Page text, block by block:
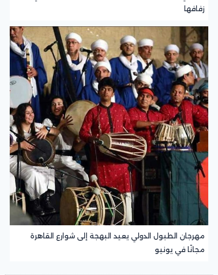
زفافها
مهرجان الطبول الدولي يعيد البهجة إلى شوارع القاهرة
مجانًا في يونيو